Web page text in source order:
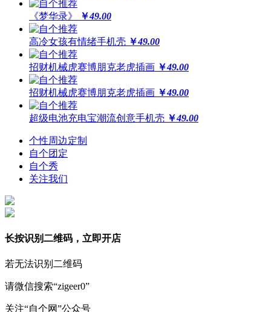
《梦华录》 ￥49.00
高冷女孩有情绪手机壳 ￥49.00
招财机械虎赛博朋克老虎插画 ￥49.00
招财机械虎赛博朋克老虎插画 ￥49.00
超级电池充电宝潮流创意手机壳 ￥49.00
个性周边定制
自个团定
自个秀
关注我们
长按识别二维码，立即开店
若无法识别二维码
请微信搜索“zigeer0”
关注“自个网”公众号